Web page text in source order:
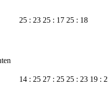
25 : 23 25 : 17 25 : 18
14 : 25 27 : 25 25 : 23 19 :